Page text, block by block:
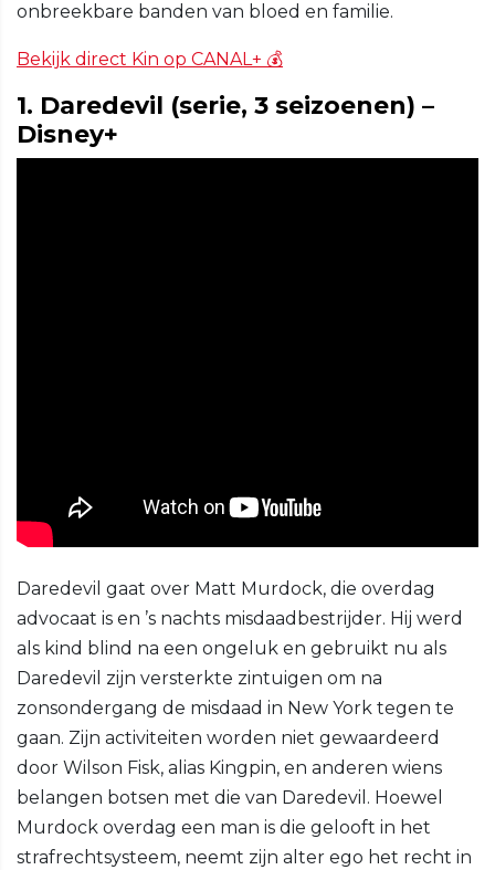
onbreekbare banden van bloed en familie.
Bekijk direct Kin op CANAL+ 💰
1. Daredevil (serie, 3 seizoenen) –
Disney+
Daredevil gaat over Matt Murdock, die overdag
advocaat is en ’s nachts misdaadbestrijder. Hij werd
als kind blind na een ongeluk en gebruikt nu als
Daredevil zijn versterkte zintuigen om na
zonsondergang de misdaad in New York tegen te
gaan. Zijn activiteiten worden niet gewaardeerd
door Wilson Fisk, alias Kingpin, en anderen wiens
belangen botsen met die van Daredevil. Hoewel
Murdock overdag een man is die gelooft in het
strafrechtsysteem, neemt zijn alter ego het recht in